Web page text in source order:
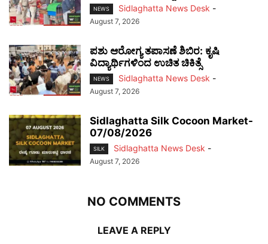
NEWS Sidlaghatta News Desk -
August 7, 2026
ಪಶು ಆರೋಗ್ಯ ತಪಾಸಣೆ ಶಿಬಿರ: ಕೃಷಿ
ವಿದ್ಯಾರ್ಥಿಗಳಿಂದ ಉಚಿತ ಚಿಕಿತ್ಸೆ
NEWS Sidlaghatta News Desk -
August 7, 2026
Sidlaghatta Silk Cocoon Market-
07/08/2026
SILK Sidlaghatta News Desk -
August 7, 2026
NO COMMENTS
LEAVE A REPLY